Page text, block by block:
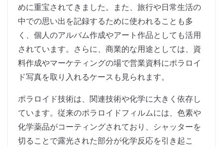
めに重宝されてきました。また、旅行や日常生活の
中での思い出を記録するために使われることも多
く、個人のアルバム作成やアート作品としても活用
されています。さらに、商業的な用途としては、資
料作成やマーケティングの場で営業資料にポラロイ
ド写真を取り入れるケースも見られます。
ポラロイド技術は、関連技術や化学に大きく依存し
ています。従来のポラロイドフィルムには、色素や
化学薬品がコーティングされており、シャッターを
切ることで露光された部分が化学反応を引き起こ